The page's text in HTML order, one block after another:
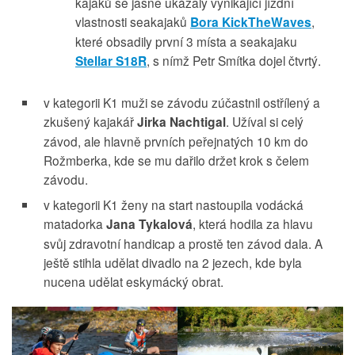
vlastnosti seakajaků Bora KickTheWaves,
které obsadily první 3 místa a seakajaku
Stellar S18R, s nímž Petr Smítka dojel čtvrtý.
v kategorii K1 muži se závodu zúčastnil ostřílený a
zkušený kajakářJirka Nachtigal. Užíval si celý
závod, ale hlavně prvních peřejnatých 10 km do
Rožmberka, kde se mu dařilo držet krok s čelem
závodu.
v kategorii K1 ženy na start nastoupila vodácká
matadorka Jana Tykalová, která hodila za hlavu
svůj zdravotní handicap a prostě ten závod dala. A
ještě stihla udělat divadlo na 2 jezech, kde byla
nucena udělat eskymácký obrat.